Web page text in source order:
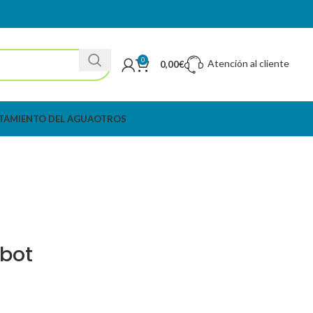
0 0,00€ Atención al cliente
DEL AGUAOTROS